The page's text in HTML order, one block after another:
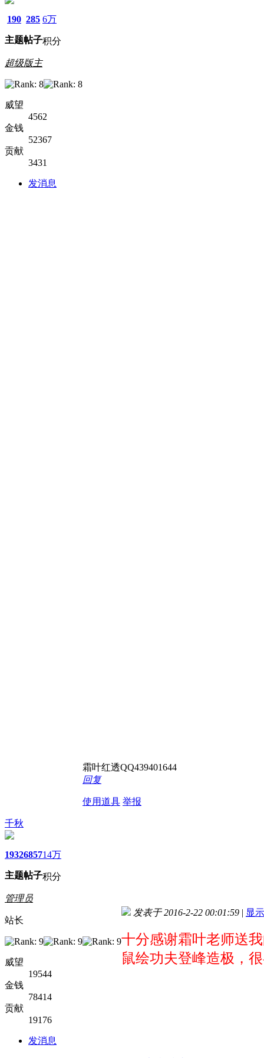
190
主题
285
帖子
6万
积分
超级版主
威望
4562
金钱
52367
贡献
3431
发消息
霜叶红透QQ439401644
回复
使用道具 举报
千秋
1932
主题
6857
帖子
14万
积分
管理员
站长
威望
19544
金钱
78414
贡献
19176
发消息
发表于 2016-2-22 00:01:59 | 显
十分感谢霜叶老师送
鼠绘功夫登峰造极，